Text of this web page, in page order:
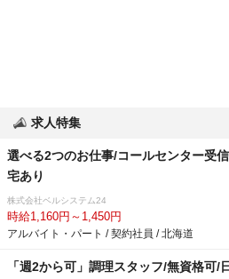
求人特集
選べる2つのお仕事/コールセンター受
宅あり
株式会社ベルシステム24
時給1,160円～1,450円
アルバイト・パート / 契約社員 / 北海道
「週2から可」調理スタッフ/無資格可